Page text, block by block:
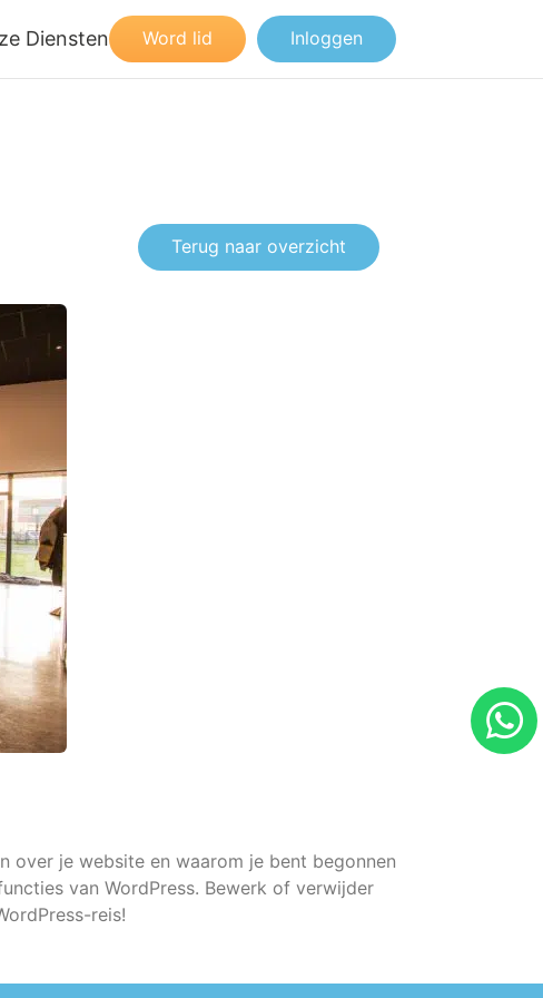
Diensten Word lid Inloggen
Terug naar overzicht
over je website en waarom je bent begonnen
van WordPress. Bewerk of verwijder
reis!